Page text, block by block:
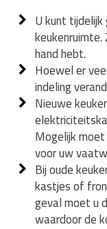
U kunt tijdelijk
hand hebt.
Hoewel er
indeling
Nieuwe
Mogelijk
voor uw
Bij oude
kastjes of
geval moet u
waardoor de